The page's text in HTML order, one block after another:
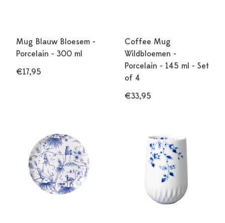
Mug Blauw Bloesem -
Porcelain - 300 ml
€17,95
Coffee Mug
Wildbloemen -
Porcelain - 145 ml - Set
of 4
€33,95